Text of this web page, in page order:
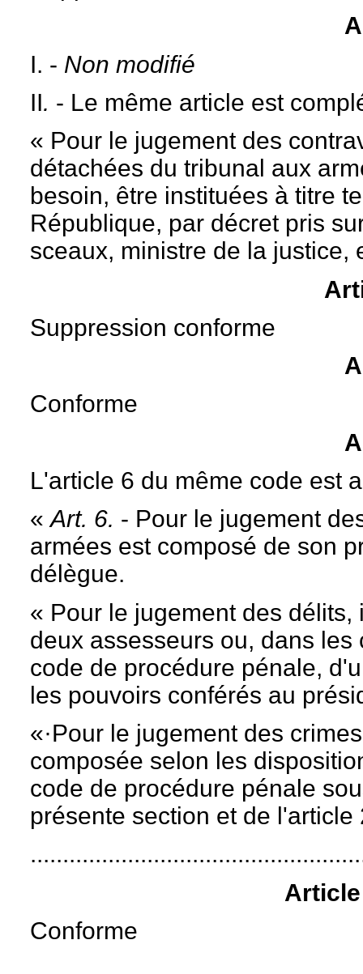
I. - Non modifié
II. - Le même article est
« Pour le jugement des
détachées du tribunal aux
besoin, être instituées à titre
République, par décret pris
sceaux, ministre de la justice,
Suppression conforme
Conforme
L'article 6 du même code est
«Art. 6. - Pour le jugement
armées est composé de son
délègue.
« Pour le jugement des
deux assesseurs ou, dans
code de procédure pénale,
les pouvoirs conférés au
«·Pour le jugement des
composée selon les
code de procédure pénale
présente section et de l'article
Conforme